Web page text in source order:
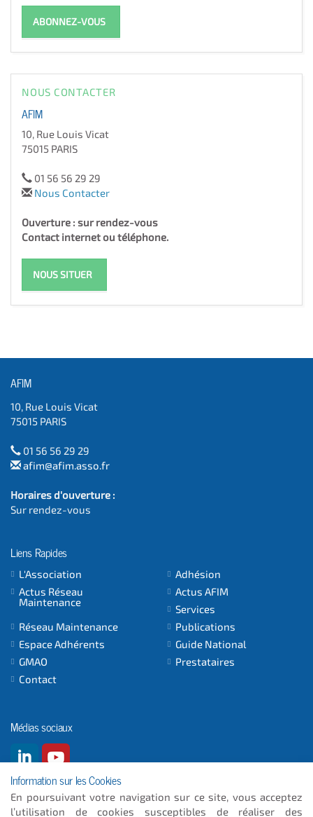
ABONNEZ-VOUS
NOUS CONTACTER
AFIM
10, Rue Louis Vicat
75015 PARIS
01 56 56 29 29
Nous Contacter
Ouverture : sur rendez-vous
Contact internet ou téléphone.
NOUS SITUER
AFIM
10, Rue Louis Vicat
75015 PARIS
01 56 56 29 29
afim@afim.asso.fr
Horaires d'ouverture :
Sur rendez-vous
Liens Rapides
L'Association
Adhésion
Actus Réseau
Maintenance
Actus AFIM
Services
Réseau Maintenance
Publications
Espace Adhérents
Guide National
GMAO
Prestataires
Contact
Médias sociaux
Information sur les Cookies
En poursuivant votre navigation sur ce site, vous acceptez
l’utilisation de cookies susceptibles de réaliser des